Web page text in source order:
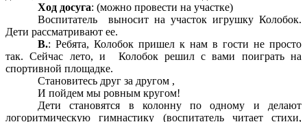
Ход досуга: (можно провести на участке)
Воспитатель выносит на участок игрушку Колобок.
Дети рассматривают ее.
В.: Ребята, Колобок пришел к нам в гости не просто
так. Сейчас лето, и Колобок решил с вами поиграть на
спортивной площадке.
Становитесь друг за другом ,
И пойдем мы ровным кругом!
Дети становятся в колонну по одному и делают
логоритмическую гимнастику (воспитатель читает стихи,